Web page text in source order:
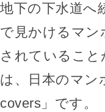
地下の下水道へ
で見かけるマ
されているこ
は、日本のマン
covers」です。